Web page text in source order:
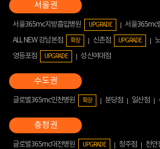
서울365mc지방흡입병원 UPGRADE 서울365mc
ALL NEW 강남본점 확장 신촌점 UPGRADE
영등포점
UPGRADE 성신여대점
글로벌365mc인천병원 확장 분당점 일산점
글로벌365mc대전병원 UPGRADE 청주점 천안